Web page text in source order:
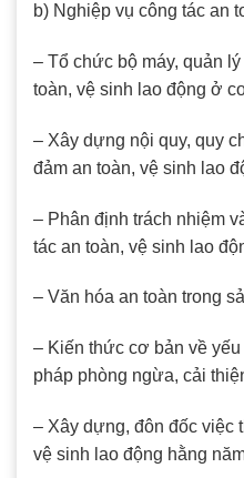
b) Nghiệp vụ công tác an
– Tổ chức bộ máy, quản
toàn, vệ sinh lao động ở
– Xây dựng nội quy, quy
đảm an toàn, vệ sinh lao
– Phân định trách nhiệm
tác an toàn, vệ sinh lao
– Văn hóa an toàn trong
– Kiến thức cơ bản về
pháp phòng ngừa, cải
– Xây dựng, đôn đốc việc
vệ sinh lao động hằng